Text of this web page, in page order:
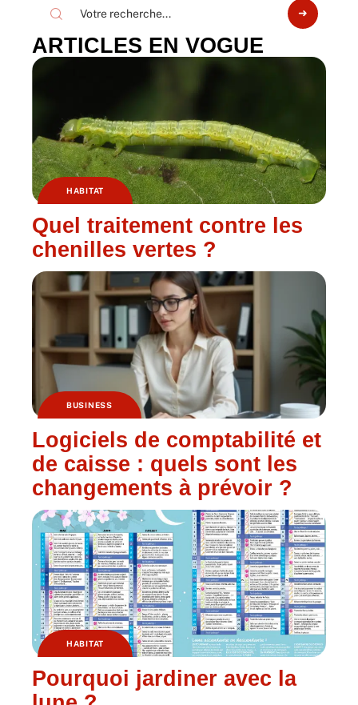
ARTICLES EN VOGUE
HABITAT
Quel traitement contre les
chenilles vertes ?
BUSINESS
Logiciels de comptabilité et
de caisse : quels sont les
changements à prévoir ?
HABITAT
Pourquoi jardiner avec la